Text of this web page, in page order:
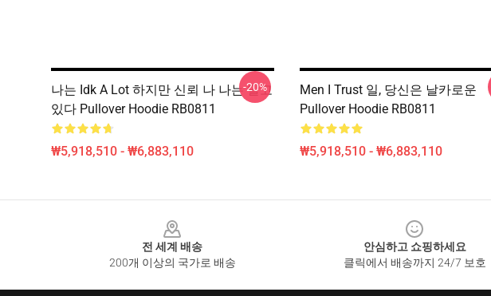
나는 Idk A Lot 하지만 신뢰 나 나는 알고
있다 Pullover Hoodie RB0811
₩5,918,510 - ₩6,883,110
-20%
Men I Trust 일, 당신은 날카로운
Pullover Hoodie RB0811
₩5,918,510 - ₩6,883,110
전 세계 배송
200개 이상의 국가로 배송
안심하고 쇼핑하세요
클릭에서 배송까지 24/7 보호